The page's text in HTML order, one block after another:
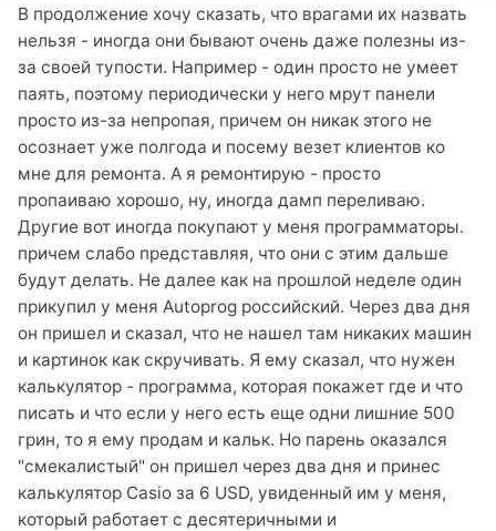
В продолжение хочу сказать, что врагами их назвать
нельзя - иногда они бывают очень даже полезны из-
за своей тупости. Например - один просто не умеет
паять, поэтому периодически у него мрут панели
просто из-за непропая, причем он никак этого не
осознает уже полгода и посему везет клиентов ко
мне для ремонта. А я ремонтирую - просто
пропаиваю хорошо, ну, иногда дамп переливаю.
Другие вот иногда покупают у меня программаторы.
причем слабо представляя, что они с этим дальше
будут делать. Не далее как на прошлой неделе один
прикупил у меня Autoprog российский. Через два дня
он пришел и сказал, что не нашел там никаких машин
и картинок как скручивать. Я ему сказал, что нужен
калькулятор - программа, которая покажет где и что
писать и что если у него есть еще одни лишние 500
грин, то я ему продам и кальк. Но парень оказался
"смекалистый" он пришел через два дня и принес
калькулятор Casio за 6 USD, увиденный им у меня,
который работает с десятеричными и